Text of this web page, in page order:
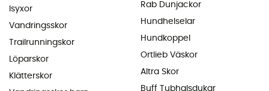
Isyxor
Vandringsskor
Trailrunningskor
Löparskor
Klätterskor
Rab Dunjackor
Hundhelselar
Hundkoppel
Ortlieb Väskor
Altra Skor
Buff Tubhalsdukar